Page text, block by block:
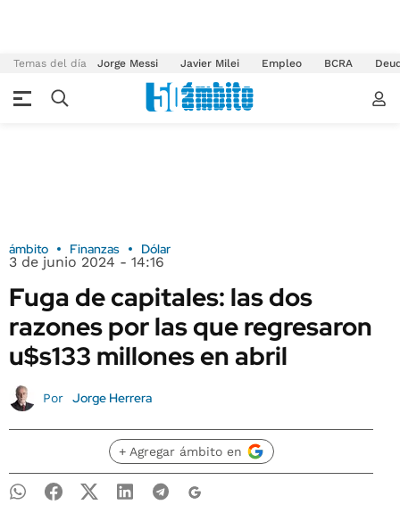
Temas del día Jorge Messi Javier Milei Empleo BCRA
ámbito Finanzas Dólar
3 de junio 2024 - 14:16
Fuga de capitales: las dos
razones por las que regresaron
u$s133 millones en abril
Por Jorge Herrera
+ Agregar ámbito en